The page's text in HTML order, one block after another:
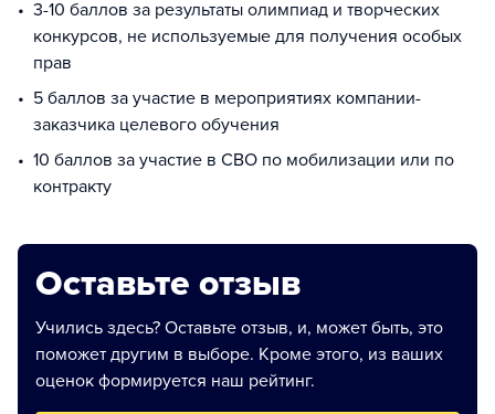
3-10 баллов за результаты олимпиад и творческих
конкурсов, не используемые для получения особых
прав
5 баллов за участие в мероприятиях компании-
заказчика целевого обучения
10 баллов за участие в СВО по мобилизации или по
контракту
Оставьте отзыв
Учились здесь? Оставьте отзыв, и, может быть, это
поможет другим в выборе. Кроме этого, из ваших
оценок формируется наш рейтинг.